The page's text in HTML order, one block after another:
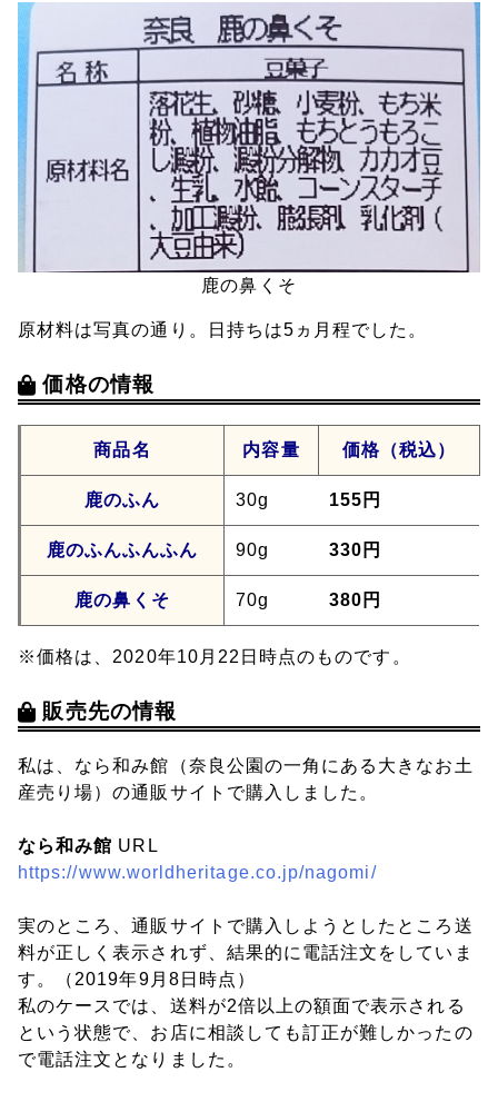
鹿の鼻くそ
原材料は写真の通り。日持ちは5ヵ月程でした。
価格の情報
商品名 内容量 価格（税込）
鹿のふん 30g 155円
鹿のふんふんふん 90g 330円
鹿の鼻くそ 70g 380円
※価格は、2020年10月22日時点のものです。
販売先の情報
私は、なら和み館（奈良公園の一角にある大きなお土
産売り場）の通販サイトで購入しました。
なら和み館 URL
https://www.worldheritage.co.jp/nagomi/
実のところ、通販サイトで購入しようとしたところ送
料が正しく表示されず、結果的に電話注文をしていま
す。（2019年9月8日時点）
私のケースでは、送料が2倍以上の額面で表示される
という状態で、お店に相談しても訂正が難しかったの
で電話注文となりました。